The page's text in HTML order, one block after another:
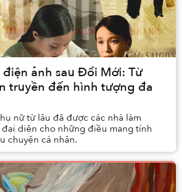
ảnh sau Đổi Mới: Từ
truyền đến hình tượng đa
nữ từ lâu đã được các nhà làm
diện cho những điều mang tính
chuyện cá nhân.